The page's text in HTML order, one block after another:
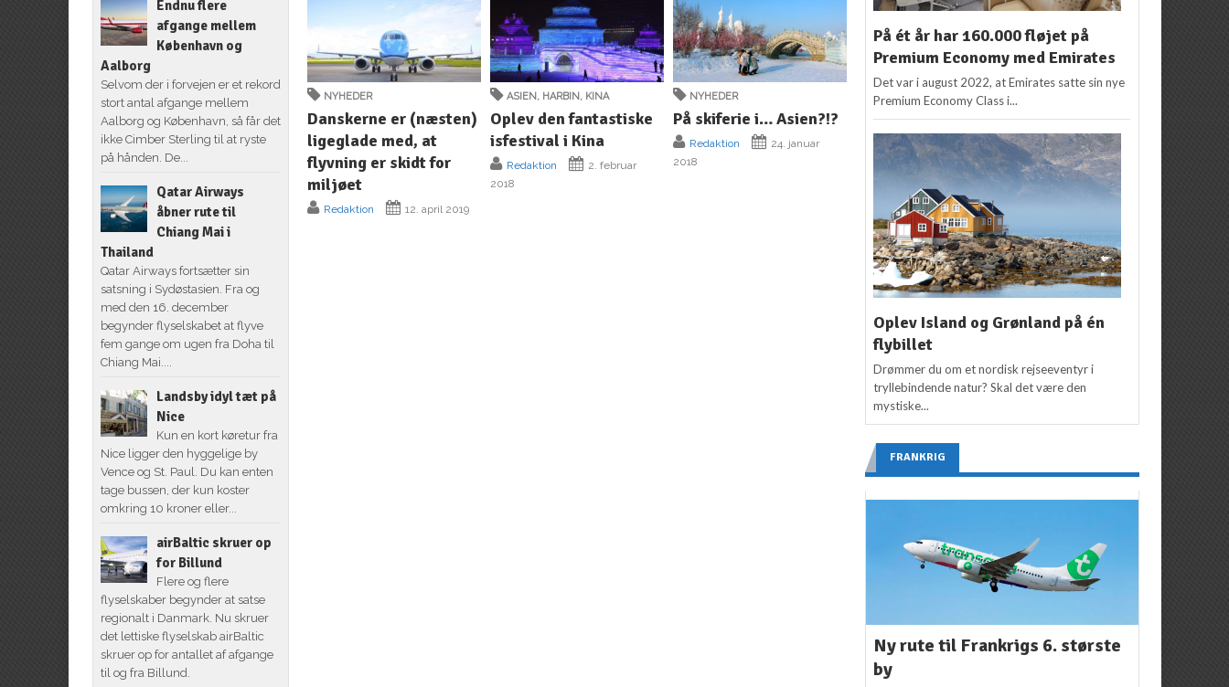
NYHEDER
Danskerne er (næsten)
ligeglade med, at
flyvning er skidt for
miljøet
Redaktion 12. april 2019
ASIEN HARBIN KINA
Oplev den fantastiske
isfestival i Kina
Redaktion
2. februar
2018
NYHEDER
På skiferie i… Asien?!?
Redaktion
24. januar
2018
ASIEN, KINA NYHEDER
Finnair åbner rute til
Kinas “sydlige
hovedstad”
Redaktion
31. august
Flyselskab: Lave priser
forhindrer miljørigtig
flyvning
Endnu flere
afgange mellem
København og
Aalborg
Selvom der i forvejen er et rekord
stort antal afgange mellem
Aalborg og København, så får det
ikke Cimber Sterling til at ryste
på hånden. De...
Qatar Airways
åbner rute til
Chiang Mai i
Thailand
Qatar Airways fortsætter sin
satsning i Sydøstasien. Fra og
med den 16. december
begynder flyselskabet at flyve
fem gange om ugen fra Doha til
Chiang Mai....
Landsby idyl tæt på
Nice
Kun en kort køretur fra
Nice ligger den hyggelige by
Vence og St. Paul. Du kan enten
tage bussen, der kun koster
omkring 10 kroner eller...
airBaltic skruer op
for Billund
Flere og flere
flyselskaber begynder at satse
regionalt i Danmark. Nu skruer
det lettiske flyselskab airBaltic
skruer op for antallet af afgange
til og fra Billund.
På ét år har 160.000 fløjet på
Premium Economy med Emirates
Det var i august 2022, at Emirates satte sin nye
Premium Economy Class i...
Oplev Island og Grønland på én
flybillet
Drømmer du om et nordisk rejseeventyr i
tryllebindende natur? Skal det være den
mystiske...
FRANKRIG
Ny rute til Frankrigs 6. største
by